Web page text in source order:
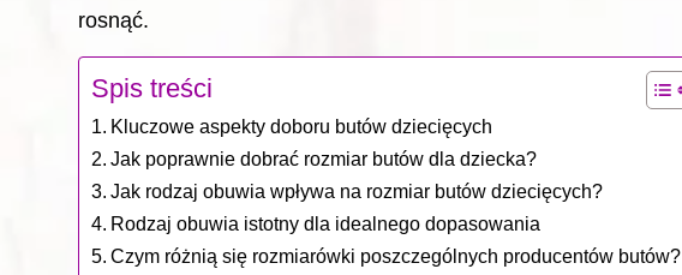
rosnąć.
Spis treści
Kluczowe aspekty doboru butów dziecięcych
Jak poprawnie dobrać rozmiar butów dla dziecka?
Jak rodzaj obuwia wpływa na rozmiar butów dziecięcych?
Rodzaj obuwia istotny dla idealnego dopasowania
Czym różnią się rozmiarówki poszczególnych producentów butów?